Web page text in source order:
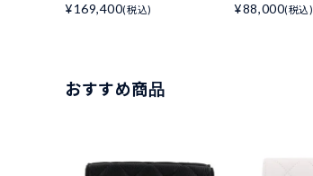
¥169,400(税込)
¥88,000(税込)
おすすめ商品